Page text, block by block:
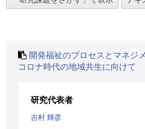
開発福祉のプロセスとマネジ
コロナ時代の地域共生に向けて
研究代表者
吉村 輝彦